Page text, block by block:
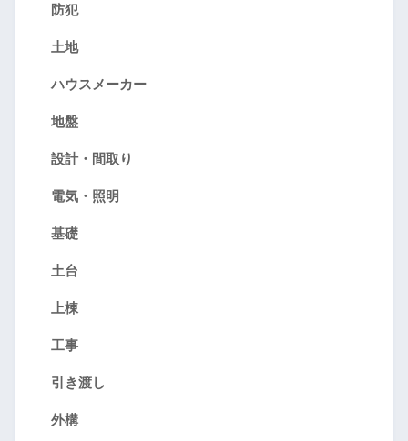
防犯
土地
ハウスメーカー
地盤
設計・間取り
電気・照明
基礎
土台
上棟
工事
引き渡し
外構